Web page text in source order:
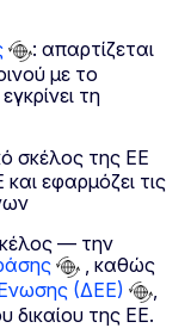
: απαρτίζεται
με το
τη
σκέλος της ΕΕ
εφαρμόζει τις
— την
, καθώς
(ΔΕΕ)
δικαίου της ΕΕ.